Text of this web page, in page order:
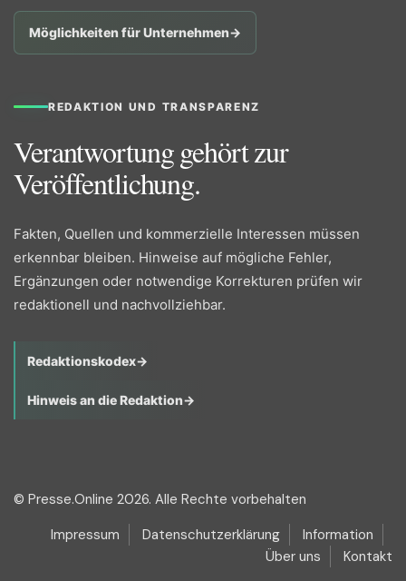
Möglichkeiten für Unternehmen→
REDAKTION UND TRANSPARENZ
Verantwortung gehört zur
Veröffentlichung.
Fakten, Quellen und kommerzielle Interessen müssen
erkennbar bleiben. Hinweise auf mögliche Fehler,
Ergänzungen oder notwendige Korrekturen prüfen wir
redaktionell und nachvollziehbar.
Redaktionskodex→
Hinweis an die Redaktion→
© Presse.Online 2026. Alle Rechte vorbehalten
Impressum
Datenschutzerklärung
Information
Über uns
Kontakt